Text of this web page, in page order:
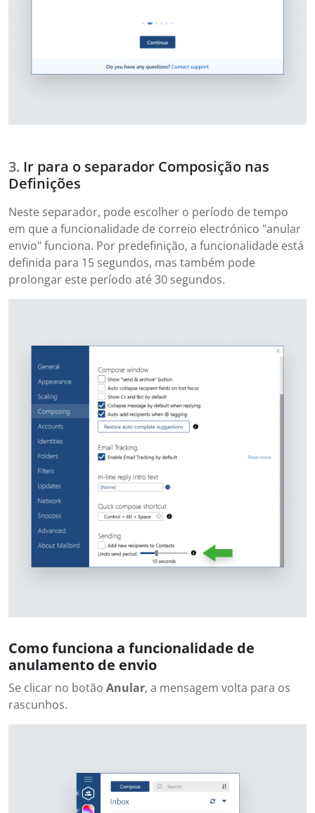
Ir para o separador Composição nas
Definições
Neste separador, pode escolher o período de tempo
em que a funcionalidade de correio electrónico "anular
envio" funciona. Por predefinição, a funcionalidade está
definida para 15 segundos, mas também pode
prolongar este período até 30 segundos.
Como funciona a funcionalidade de
anulamento de envio
Se clicar no botão Anular, a mensagem volta para os
rascunhos.